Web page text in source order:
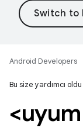
Android Developers
Bu size yardımcı